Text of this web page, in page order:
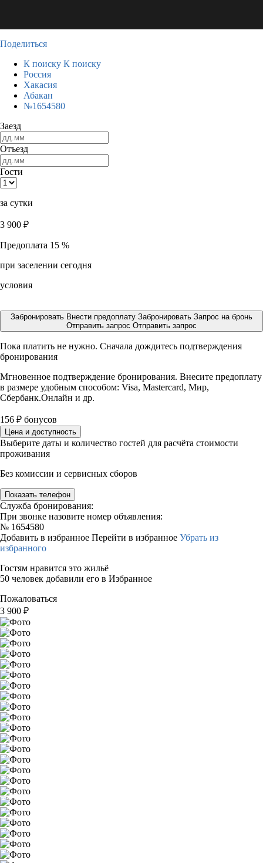
Поделиться
К поиску К поиску
Россия
Хакасия
Абакан
№1654580
Заезд
Отъезд
Гости
за сутки
3 900 ₽
Предоплата 15 %
при заселении сегодня
условия
Забронировать Внести предоплату Забронировать Запрос на бронь
Отправить запрос Отправить запрос
Пока платить не нужно. Сначала дождитесь подтверждения
бронирования
Мгновенное подтверждение бронирования. Внесите предоплату
в размере удобным способом: Visa, Mastercard, Мир,
Сбербанк.Онлайн и др.
156 ₽ бонусов
Цена и доступность
Выберите даты и количество гостей для расчёта стоимости
проживания
Без комиссии и сервисных сборов
Показать телефон
Служба бронирования:
При звонке назовите номер объявления:
№ 1654580
Добавить в избранное Перейти в избранное Убрать из
избранного
Гостям нравится это жильё
50 человек добавили его в Избранное
Пожаловаться
3 900 ₽